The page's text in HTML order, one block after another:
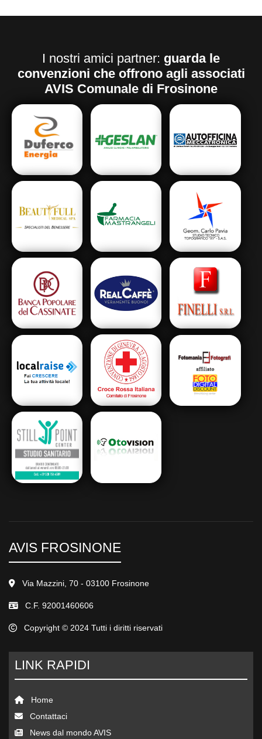
I nostri amici partner: guarda le
convenzioni che offrono agli associati
AVIS Comunale di Frosinone
AVIS FROSINONE
Via Mazzini, 70 - 03100 Frosinone
C.F. 92001460606
Copyright © 2024 Tutti i diritti riservati
LINK RAPIDI
Home
Contattaci
News dal mondo AVIS